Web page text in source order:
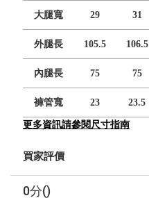
大腿寬 29 31
外腿長 105.5 106.5
內腿長 75 75
褲管寬 23 23.5
更多資訊請參閱尺寸指南
買家評價
0分()